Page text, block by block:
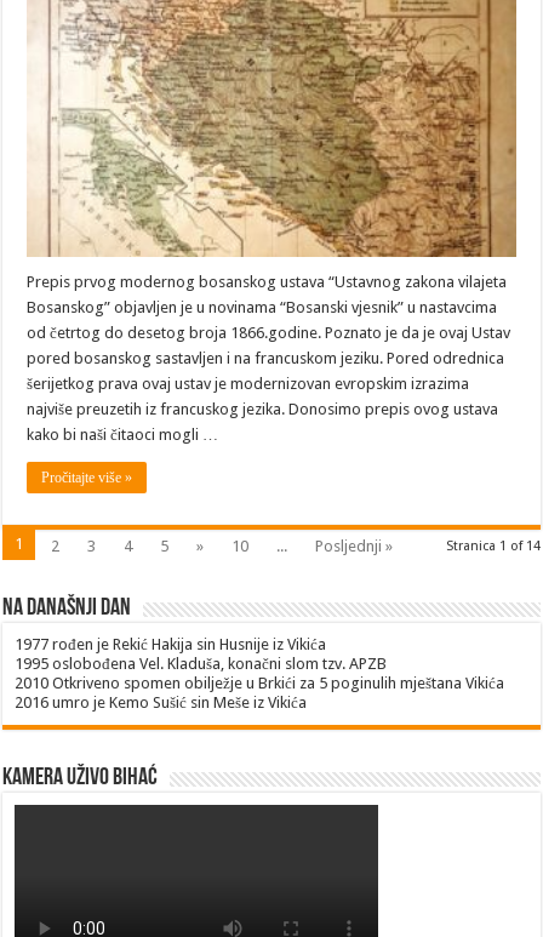
Prepis prvog modernog bosanskog ustava “Ustavnog zakona vilajeta
Bosanskog” objavljen je u novinama “Bosanski vjesnik” u nastavcima
od četrtog do desetog broja 1866.godine. Poznato je da je ovaj Ustav
pored bosanskog sastavljen i na francuskom jeziku. Pored odrednica
šerijetkog prava ovaj ustav je modernizovan evropskim izrazima
najviše preuzetih iz francuskog jezika. Donosimo prepis ovog ustava
kako bi naši čitaoci mogli …
Pročitajte više »
Stranica 1 of 14
1 2 3 4 5 » 10 ... Posljednji »
Na današnji dan
1977 rođen je Rekić Hakija sin Husnije iz Vikića
1995 oslobođena Vel. Kladuša, konačni slom tzv. APZB
2010 Otkriveno spomen obilježje u Brkići za 5 poginulih mještana Vikića
2016 umro je Kemo Sušić sin Meše iz Vikića
Kamera uživo Bihać